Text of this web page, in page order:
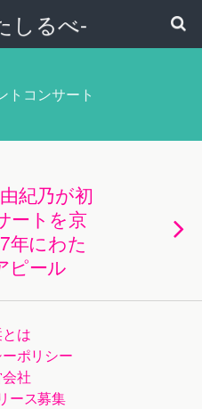
しるべ-
トコンサート
紀乃が初
ートを京
年にわた
ピール
は
ポリシー
社
ース募集